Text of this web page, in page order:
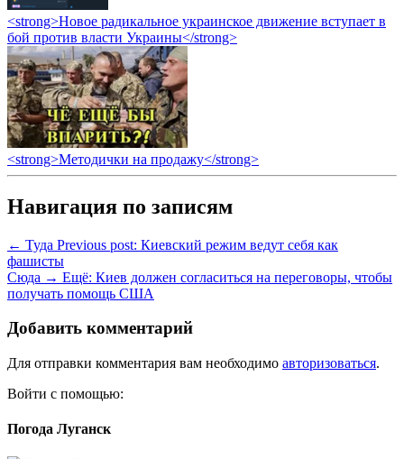
<strong>Новое радикальное украинское движение вступает в
бой против власти Украины</strong>
<strong>Методички на продажу</strong>
Навигация по записям
← Туда Previous post: Киевский режим ведут себя как
фашисты
Сюда → Ещё: Киев должен согласиться на переговоры, чтобы
получать помощь США
Добавить комментарий
Для отправки комментария вам необходимо авторизоваться.
Войти с помощью:
Погода Луганск